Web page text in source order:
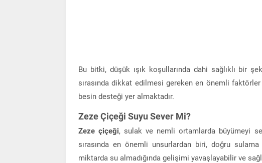
Bu bitki, düşük ışık koşullarında dahi sağlıklı bir
sırasında dikkat edilmesi gereken en önemli
besin desteği yer almaktadır.
Zeze Çiçeği Suyu Sever Mi?
Zeze çiçeği, sulak ve nemli ortamlarda büyümeyi
sırasında en önemli unsurlardan biri, doğru
miktarda su almadığında gelişimi yavaşlayabilir ve